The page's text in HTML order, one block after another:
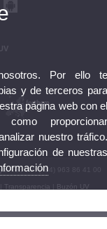
Tel. UV: (+34) 963 86 41 00
Transparencia Buzón UV
Por ello
y de terceros
página web con
nuestro
de